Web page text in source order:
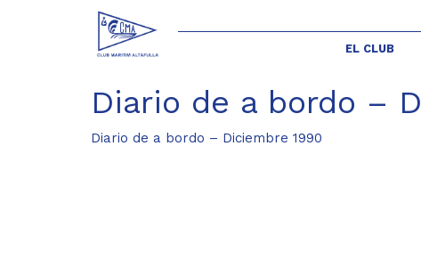
EL CLUB
Diario de a bordo –
Diario de a bordo – Diciembre 1990